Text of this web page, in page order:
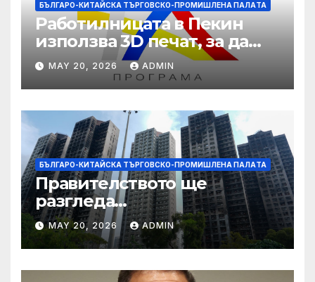
БЪЛГАРО-КИТАЙСКА ТЪРГОВСКО-ПРОМИШЛЕНА ПАЛAТА
Работилницата в Пекин
използва 3D печат, за да
даде възможност на
работниците с увреждания
MAY 20, 2026 ADMIN
БЪЛГАРО-КИТАЙСКА ТЪРГОВСКО-ПРОМИШЛЕНА ПАЛAТА
Правителството ще
разгледа
застрахователните
претенции на Wang Fuk
Court по план за обратно
изкупуване: Хоп
MAY 20, 2026 ADMIN